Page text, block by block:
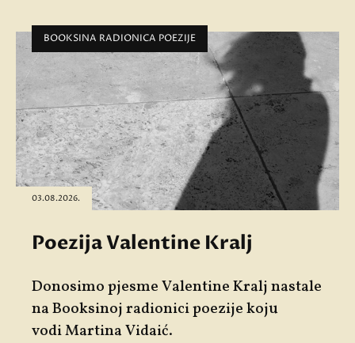
BOOKSINA RADIONICA POEZIJE
03.08.2026.
Poezija Valentine Kralj
Donosimo pjesmeValentine Kraljnastale
na Booksinoj radionici poezije koju
vodiMartina Vidaić.